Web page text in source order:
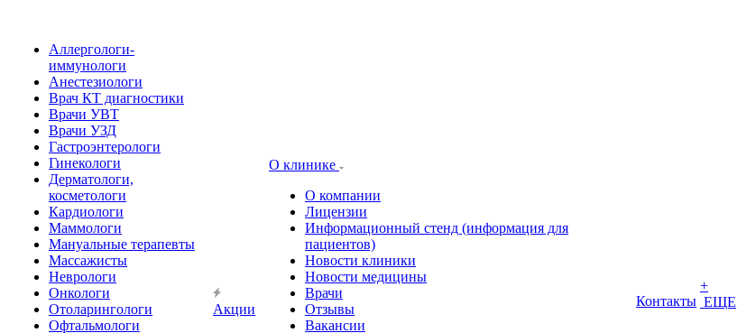
Аллергологи-
иммунологи
Анестезиологи
Врач КТ диагностики
Врачи УВТ
Врачи УЗД
Гастроэнтерологи
Гинекологи
Дерматологи,
косметологи
Кардиологи
Маммологи
Мануальные терапевты
Массажисты
Неврологи
Онкологи
Отоларингологи
Офтальмологи
Акции
О клинике
О компании
Лицензии
Информационный стенд (информация для
пациентов)
Новости клиники
Новости медицины
Врачи
Отзывы
Вакансии
Контакты
+
ЕЩЕ